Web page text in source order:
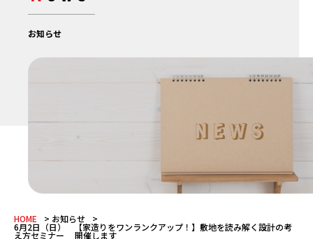
お知らせ
HOME お知らせ
6月2日（日） 【家造りをワンランクアップ！】敷地を読み解く設計の考
え方セミナー 開催します